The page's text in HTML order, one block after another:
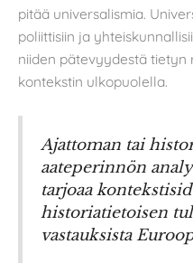
pitää universalismia.
poliittisiin ja
niiden pätevyydestä tietyn
kontekstin ulkopuolella.
Ajattoman tai
aateperinnön
tarjoaa
historiatietoisen
vastauksista